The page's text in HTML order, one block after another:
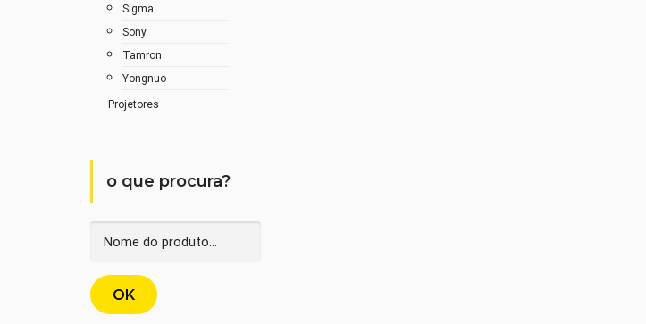
Sigma
Sony
Tamron
Yongnuo
Projetores
o que procura?